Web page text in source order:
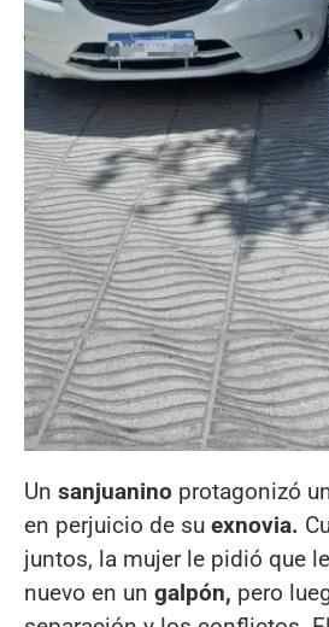
Un sanjuanino protagonizó
en perjuicio de su exnovia.
juntos, la mujer le pidió que
nuevo en un galpón, pero